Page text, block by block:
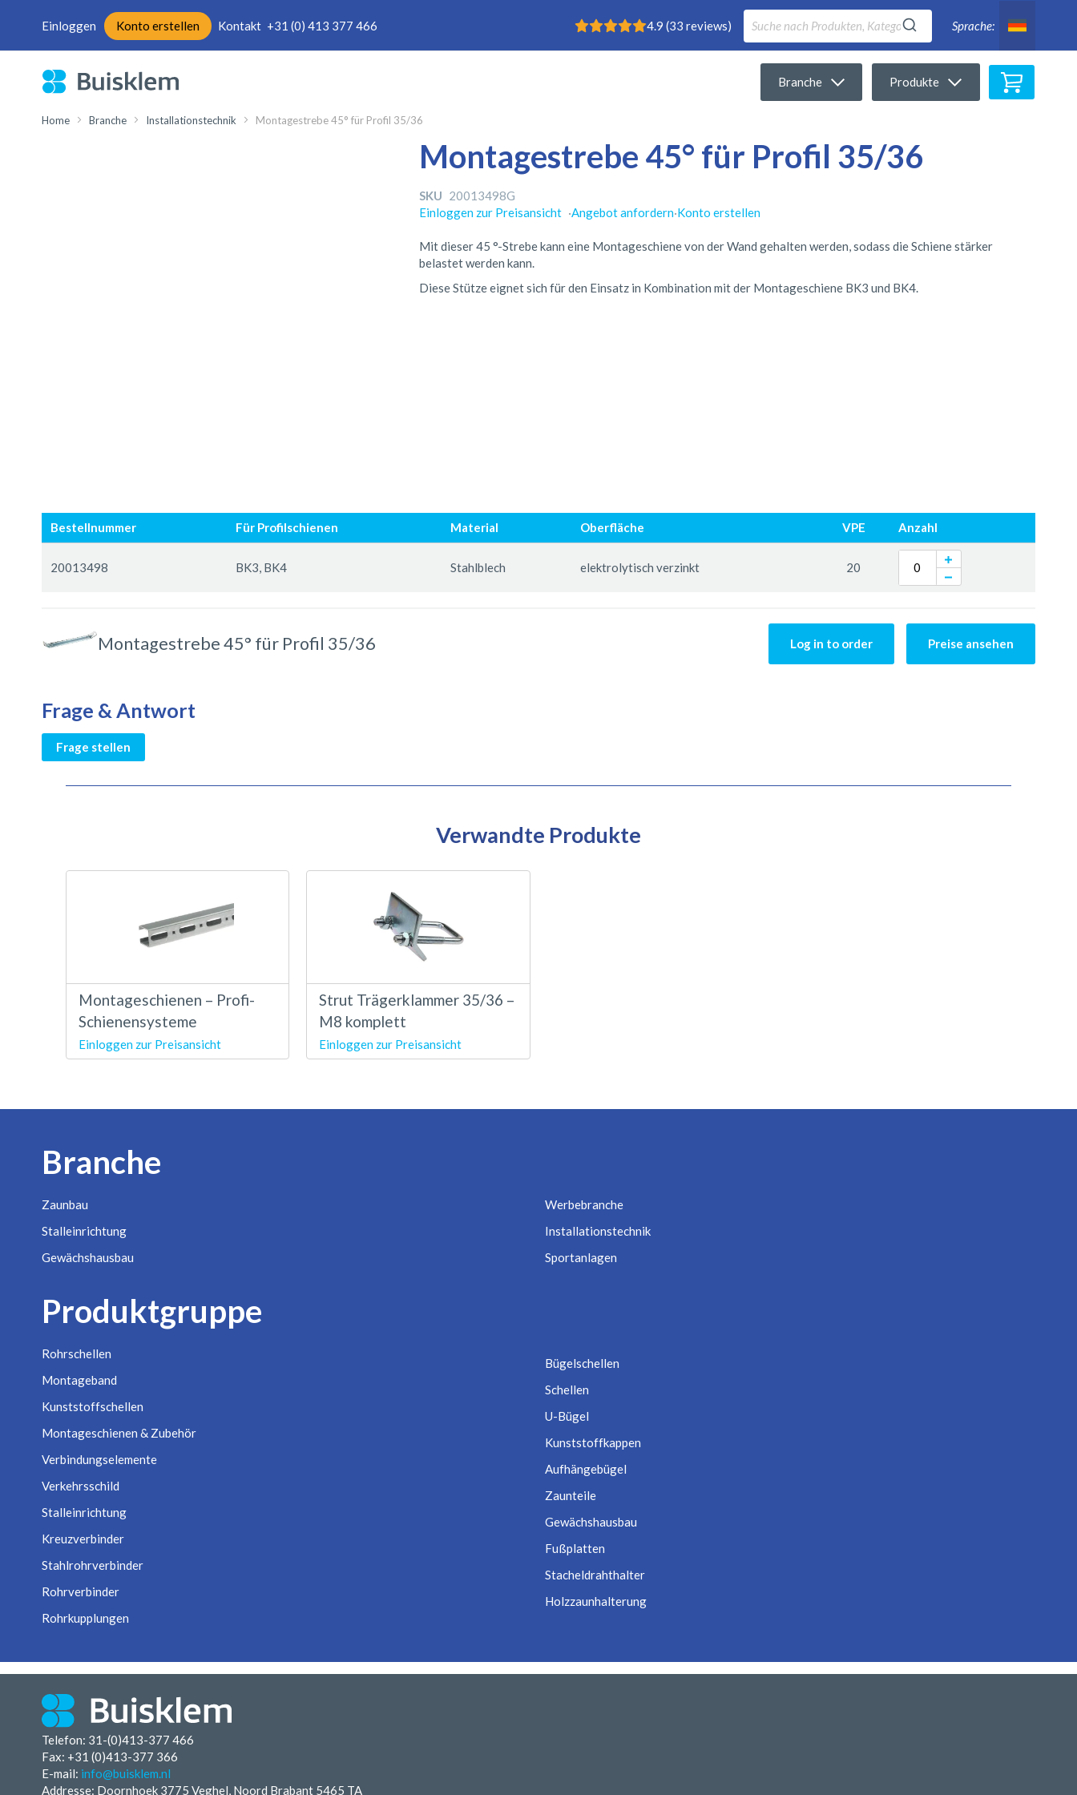
Einloggen Konto erstellen Kontakt +31 (0) 413 377 466 Rating: 4.9 4.9 (33 reviews)
Direkt
zum
Sprache:
Branche Produkte Mein
Home Branche Installationstechnik Montagestrebe 45° für Profil 35/36
Montagestrebe 45° für Profil 35/36
SKU 20013498G
Einloggen zur Preisansicht ·Angebot anfordern·Konto erstellen
Mit dieser 45 °-Strebe kann eine Montageschiene von der Wand gehalten werden, sodass die Schiene stärker
belastet werden kann.
Diese Stütze eignet sich für den Einsatz in Kombination mit der Montageschiene BK3 und BK4.
Ende
der
springen
Anfang
der
springen
Produkte
Bestellnummer Für Profilschienen Material Oberfläche VPE Anzahl
20013498 BK3, BK4 Stahlblech elektrolytisch verzinkt 20
Montagestrebe 45° für Profil 35/36 Log in to order Preise ansehen
Frage & Antwort
Frage stellen
Verwandte Produkte
Montageschienen – Profi-
Schienensysteme
Einloggen zur Preisansicht
Strut Trägerklammer 35/36 –
M8 komplett
Einloggen zur Preisansicht
Branche
Zaunbau
Stalleinrichtung
Gewächshausbau
Werbebranche
Installationstechnik
Sportanlagen
Produktgruppe
Rohrschellen
Montageband
Kunststoffschellen
Montageschienen & Zubehör
Verbindungselemente
Verkehrsschild
Stalleinrichtung
Kreuzverbinder
Stahlrohrverbinder
Rohrverbinder
Rohrkupplungen
Bügelschellen
Schellen
U-Bügel
Kunststoffkappen
Aufhängebügel
Zaunteile
Gewächshausbau
Fußplatten
Stacheldrahthalter
Holzzaunhalterung
Telefon: 31-(0)413-377 466
Fax: +31 (0)413-377 366
E-mail: info@buisklem.nl
Addresse: Doornhoek 3775 Veghel, Noord Brabant 5465 TA